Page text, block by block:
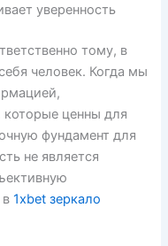
уверенность
тому, в
человек. Когда мы
ценны для
фундамент для
не является
в1xbet зеркало